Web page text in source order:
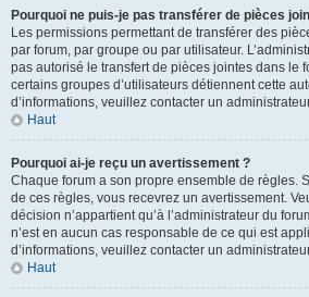
Pourquoi ne puis-je pas transférer de pièces
Les permissions permettant de transférer des
par forum, par groupe ou par utilisateur.
pas autorisé le transfert de pièces jointes dans le
certains groupes d’utilisateurs détiennent cette
d’informations, veuillez contacter un
Haut
Pourquoi ai-je reçu un avertissement ?
Chaque forum a son propre ensemble de règles.
de ces règles, vous recevrez un avertissement.
décision n’appartient qu’à l’administrateur du
n’est en aucun cas responsable de ce qui est
d’informations, veuillez contacter un
Haut